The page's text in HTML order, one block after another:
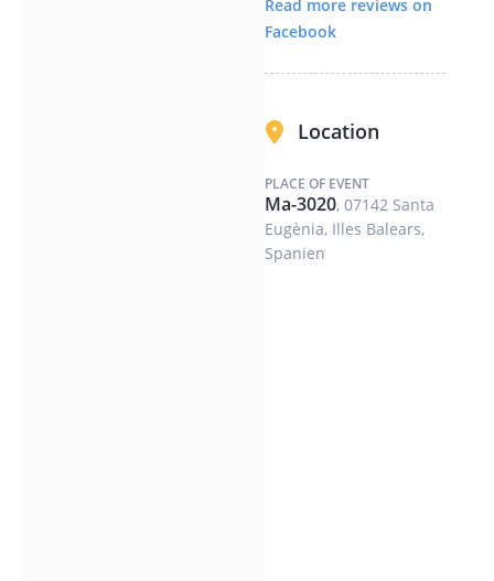
nächtlichen Himmel zu
entdecken sind.
stimmungsvoll,
authentisch,
Read more reviews on
Facebook
Location
PLACE OF EVENT
Ma-3020, 07142 Santa
Eugènia, Illes Balears,
Spanien